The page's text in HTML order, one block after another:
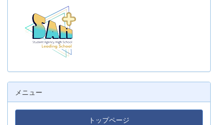
メニュー
トップページ